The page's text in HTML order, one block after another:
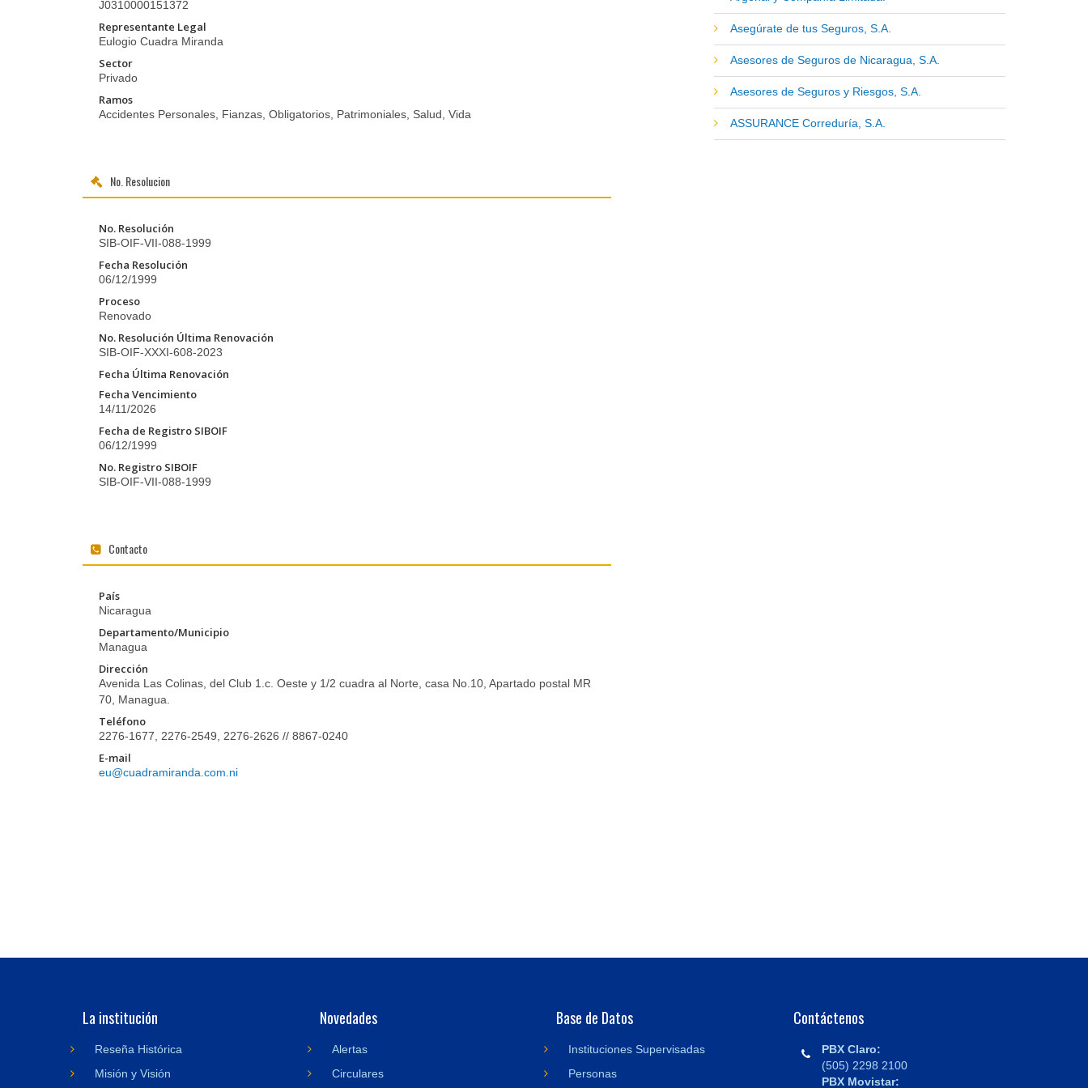
J0310000151372
Representante Legal
Eulogio Cuadra Miranda
Sector
Privado
Ramos
Accidentes Personales, Fianzas, Obligatorios, Patrimoniales, Salud, Vida
No. Resolucion
No. Resolución
SIB-OIF-VII-088-1999
Fecha Resolución
06/12/1999
Proceso
Renovado
No. Resolución Última Renovación
SIB-OIF-XXXI-608-2023
Fecha Última Renovación
Fecha Vencimiento
14/11/2026
Fecha de Registro SIBOIF
06/12/1999
No. Registro SIBOIF
SIB-OIF-VII-088-1999
Contacto
País
Nicaragua
Departamento/Municipio
Managua
Dirección
Avenida Las Colinas, del Club 1.c. Oeste y 1/2 cuadra al Norte, casa No.10, Apartado postal MR
70, Managua.
Teléfono
2276-1677, 2276-2549, 2276-2626 // 8867-0240
E-mail
eu@cuadramiranda.com.ni
Asegúrate de tus Seguros, S.A.
Asesores de Seguros de Nicaragua, S.A.
Asesores de Seguros y Riesgos, S.A.
ASSURANCE Correduría, S.A.
La institución
Reseña Histórica
Misión y Visión
Novedades
Alertas
Circulares
Base de Datos
Instituciones Supervisadas
Personas
Contáctenos
PBX Claro:
(505) 2298 2100
PBX Movistar: